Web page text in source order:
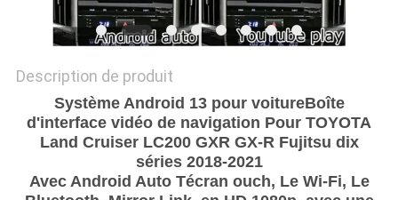
Description de produit
Système Android 13 pour voitureBoîte
d'interface vidéo de navigation Pour TOYOTA
Land Cruiser LC200 GXR GX-R Fujitsu dix
séries 2018-2021
Avec Android Auto Técran ouch, Le Wi-Fi, Le